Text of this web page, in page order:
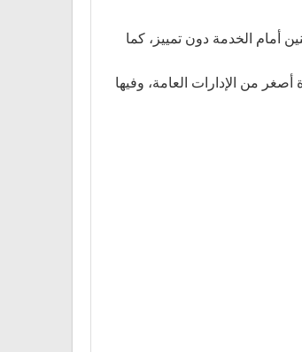
أمام الخدمة دون تمييز، كما
من الإدارات العامة، وفيها